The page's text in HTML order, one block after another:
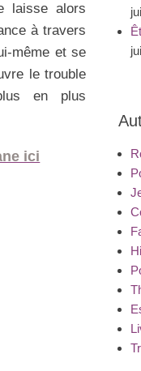
laisse alors
à travers
même et se
le trouble
en plus
ici